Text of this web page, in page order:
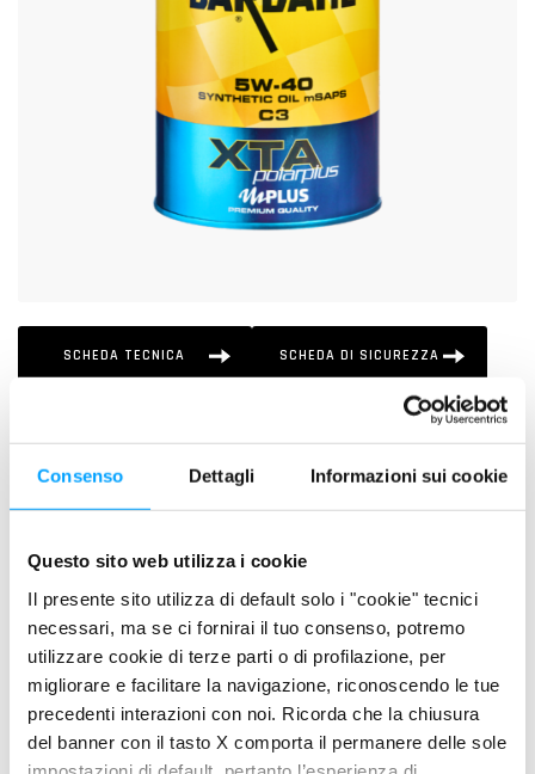
Consenso Dettagli Informazioni sui cookie
Questo sito web utilizza i cookie
Il presente sito utilizza di default solo i "cookie" tecnici
necessari, ma se ci fornirai il tuo consenso, potremo
utilizzare cookie di terze parti o di profilazione, per
migliorare e facilitare la navigazione, riconoscendo le tue
precedenti interazioni con noi. Ricorda che la chiusura
del banner con il tasto X comporta il permanere delle sole
SCHEDA TECNICA SCHEDA DI SICUREZZA
equipaggiati con i sistemi di post-trattamento dei gas di
scarico che richiedono lubrificanti a basso contenuto di SAPS
(Sulfated Ash, Fosforo e Zolfo). Grazie alla sua specifica
additivazione mSAPS, a basso contenuto di zolfo, fosforo e
ceneri solfatate, permette di allungare la vita dei filtri
antiparticolato (FAP e DPF) e dei catalizzatori.